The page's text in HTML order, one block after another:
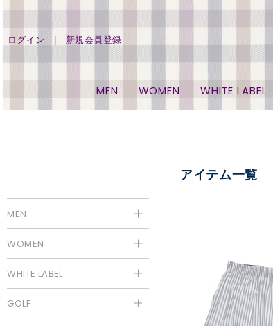
ログイン 新規会員登録
MEN WOMEN WHITE LABEL
アイテム一覧
MEN
WOMEN
WHITE LABEL
GOLF